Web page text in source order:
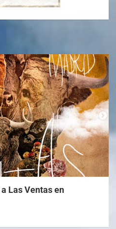
Las Ventas en